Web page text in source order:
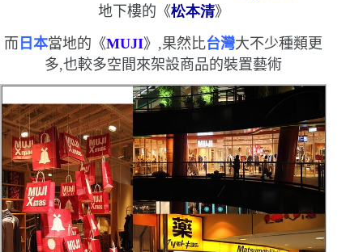
地下樓的《松本清》
而 日本當地的 《MUJI》,果然比台灣大不少種類更
多,也較多空間來架設商品的裝置藝術